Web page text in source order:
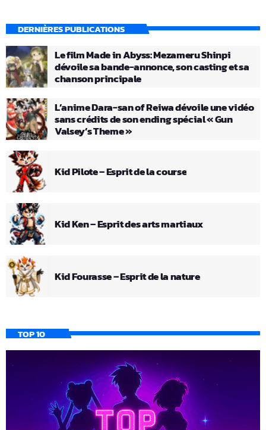
DERNIÈRES PUBLICATIONS
Le film Made in Abyss: Mezameru Shinpi
dévoile sa bande-annonce, son casting et sa
chanson principale
L’anime Dara-san of Reiwa dévoile une vidéo
sans crédits de son ending spécial « Gun
Valsey’s Theme »
Kid Pilote – Esprit de la course
Kid Ken – Esprit des arts martiaux
Kid Fourasse – Esprit de la nature
TOP 10